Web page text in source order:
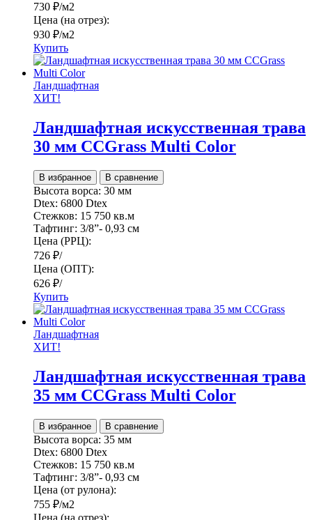
730 ₽/м2
Цена (на отрез):
930 ₽/м2
Купить
Ландшафтная
ХИТ!
Ландшафтная искусственная трава
30 мм CCGrass Multi Color
В избранное В сравнение
Высота ворса: 30 мм
Dtex: 6800 Dtex
Стежков: 15 750 кв.м
Тафтинг: 3/8”- 0,93 см
Цена (РРЦ):
726 ₽/
Цена (ОПТ):
626 ₽/
Купить
Ландшафтная
ХИТ!
Ландшафтная искусственная трава
35 мм CCGrass Multi Color
В избранное В сравнение
Высота ворса: 35 мм
Dtex: 6800 Dtex
Стежков: 15 750 кв.м
Тафтинг: 3/8”- 0,93 см
Цена (от рулона):
755 ₽/м2
Цена (на отрез):